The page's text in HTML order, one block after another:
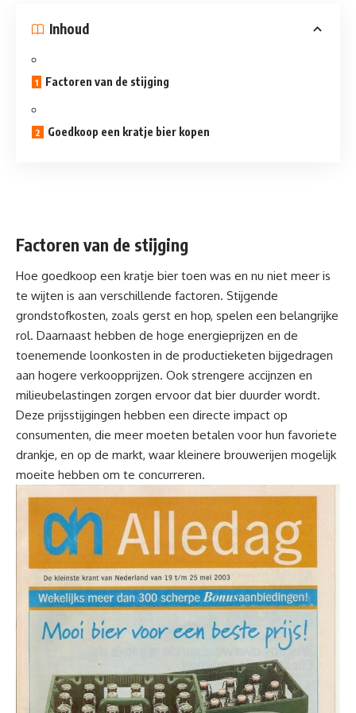
Inhoud
Factoren van de stijging
Goedkoop een kratje bier kopen
Factoren van de stijging
Hoe goedkoop een kratje bier toen was en nu niet meer is
te wijten is aan verschillende factoren. Stijgende
grondstofkosten, zoals gerst en hop, spelen een belangrijke
rol. Daarnaast hebben de hoge energieprijzen en de
toenemende loonkosten in de productieketen bijgedragen
aan hogere verkoopprijzen. Ook strengere accijnzen en
milieubelastingen zorgen ervoor dat bier duurder wordt.
Deze prijsstijgingen hebben een directe impact op
consumenten, die meer moeten betalen voor hun favoriete
drankje, en op de markt, waar kleinere brouwerijen mogelijk
moeite hebben om te concurreren.